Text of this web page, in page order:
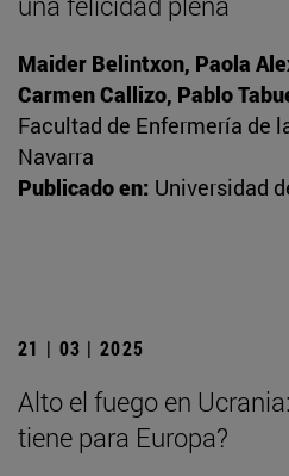
Maider Belintxon, Paola
Carmen Callizo, Pablo
Facultad de Enfermería de
Navarra
Publicado en: Universidad
21 | 03 | 2025
Alto el fuego en
tiene para Europa?